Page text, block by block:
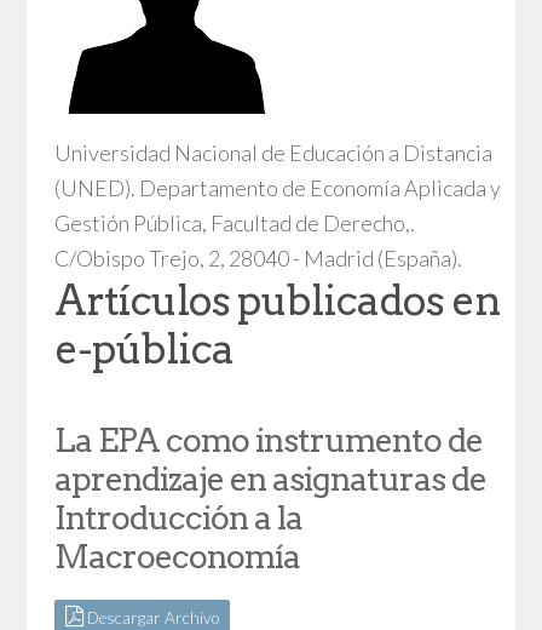
Universidad Nacional de Educación a Distancia
(UNED). Departamento de Economía Aplicada y
Gestión Pública, Facultad de Derecho,.
C/Obispo Trejo, 2, 28040 - Madrid (España).
Artículos publicados en
e-pública
La EPA como instrumento de
aprendizaje en asignaturas de
Introducción a la
Macroeconomía
Descargar Archivo